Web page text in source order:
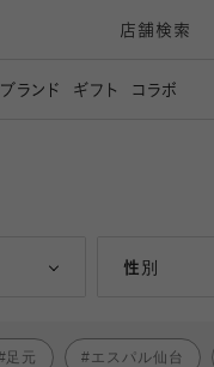
店舗検索
ブランド ギフト コラボ
性別
女性
足元 エスパル仙台